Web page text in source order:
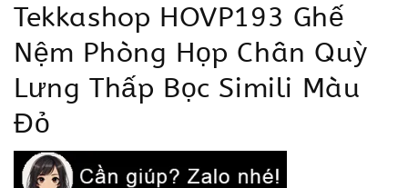
Tekkashop HOVP193 Ghế
Nệm Phòng Họp Chân Quỳ
Lưng Thấp Bọc Simili Màu
Đỏ